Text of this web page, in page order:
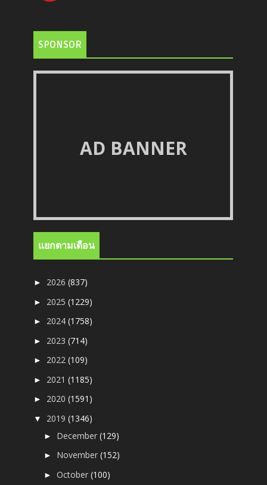
SPONSOR
AD BANNER
แยกตามเดือน
► 2026(837)
► 2025(1229)
► 2024(1758)
► 2023(714)
► 2022(109)
► 2021(1185)
► 2020(1591)
▼ 2019(1346)
► December(129)
► November(152)
►October(100)